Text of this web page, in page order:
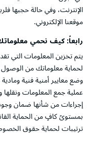
الإنترنت، وفي حالة حجبها
موقعنا الإلكتروني.
رابعاً: كيف نحمي
يتم تخزين المعلومات التي
لحماية معلوماتك من الوصول
وضع معايير أمنية فنية
عملية جمع المعلومات ونقلها
إجراءات من شأنها ضمان وجود
بمستوىً كافٍ من الحماية
ترتيبات لحماية حقوق